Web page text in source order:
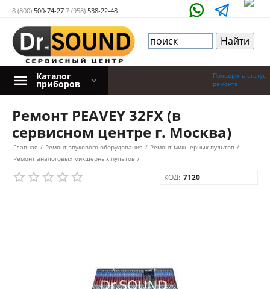
8 (800) 500-74-27 7 (958) 538-22-48
Проверить статус
ремонта
Каталог
приборов
Ремонт PEAVEY 32FX (в
сервисном центре г. Москва)
Главная / Ремонт звукового оборудования / Ремонт микшерных пультов /
Ремонт аналоговых микшерных пультов /
КОД: 7120